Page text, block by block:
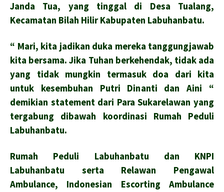
Janda Tua, yang tinggal di Desa Tualang,
Kecamatan Bilah Hilir Kabupaten Labuhanbatu.
“ Mari, kita jadikan duka mereka tanggungjawab
kita bersama. Jika Tuhan berkehendak, tidak ada
yang tidak mungkin termasuk doa dari kita
untuk kesembuhan Putri Dinanti dan Aini “
demikian statement dari Para Sukarelawan yang
tergabung dibawah koordinasi Rumah Peduli
Labuhanbatu.
Rumah Peduli Labuhanbatu dan KNPI
Labuhanbatu serta Relawan Pengawal
Ambulance, Indonesian Escorting Ambulance